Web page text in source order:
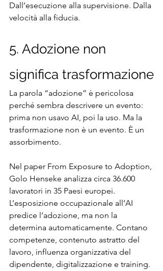
Dall’esecuzione alla supervisione. Dalla
velocità alla fiducia.
5. Adozione non
significa trasformazione
La parola “adozione” è pericolosa
perché sembra descrivere un evento:
prima non usavo AI, poi la uso. Ma la
trasformazione non è un evento. È un
assorbimento.
Nel paper From Exposure to Adoption,
Golo Henseke analizza circa 36.600
lavoratori in 35 Paesi europei.
L’esposizione occupazionale all’AI
predice l’adozione, ma non la
determina automaticamente. Contano
competenze, contenuto astratto del
lavoro, influenza organizzativa del
dipendente, digitalizzazione e training.